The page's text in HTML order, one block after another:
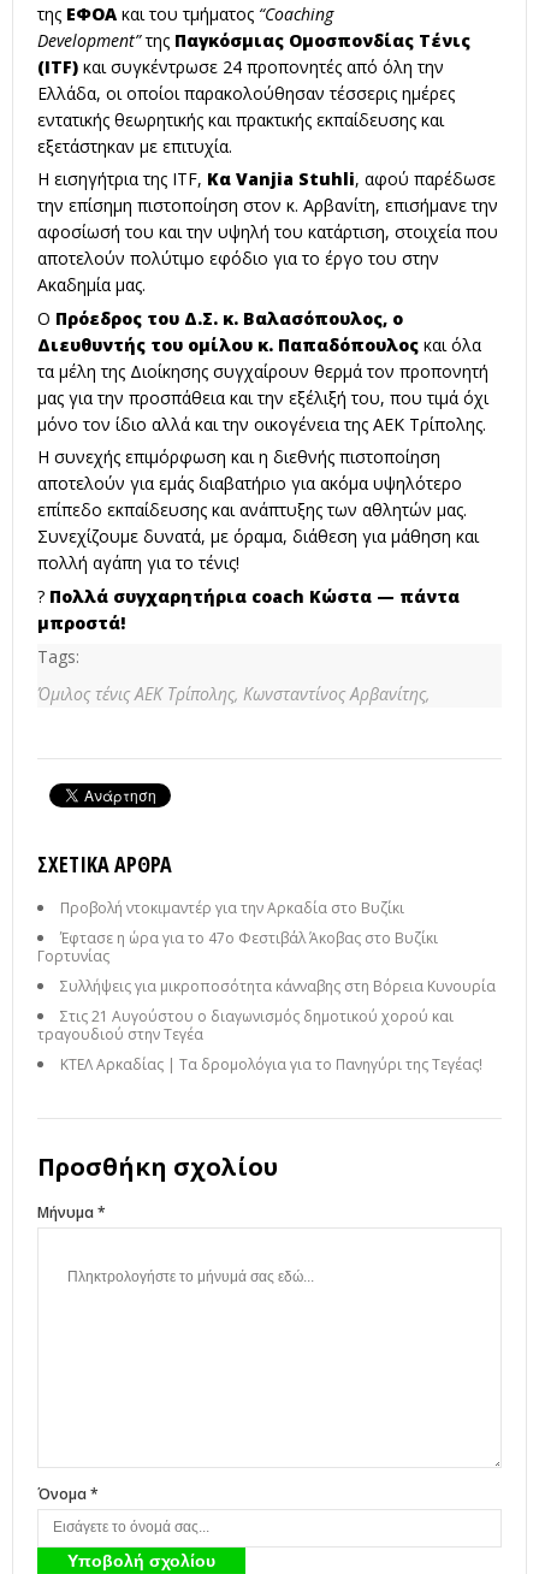
της ΕΦΟΑ και του τμήματος “Coaching
Development”της Παγκόσμιας Ομοσπονδίας Τένις
(ITF) και συγκέντρωσε 24 προπονητές από όλη την
Ελλάδα, οι οποίοι παρακολούθησαν τέσσερις ημέρες
εντατικής θεωρητικής και πρακτικής εκπαίδευσης και
εξετάστηκαν με επιτυχία.
Η εισηγήτρια της ITF, Κα Vanjia Stuhli, αφού παρέδωσε
την επίσημη πιστοποίηση στον κ. Αρβανίτη, επισήμανε την
αφοσίωσή του και την υψηλή του κατάρτιση, στοιχεία που
αποτελούν πολύτιμο εφόδιο για το έργο του στην
Ακαδημία μας.
Ο Πρόεδρος του Δ.Σ. κ. Βαλασόπουλος, ο
Διευθυντής του ομίλου κ. Παπαδόπουλος και όλα
τα μέλη της Διοίκησης συγχαίρουν θερμά τον προπονητή
μας για την προσπάθεια και την εξέλιξή του, που τιμά όχι
μόνο τον ίδιο αλλά και την οικογένεια της ΑΕΚ Τρίπολης.
Η συνεχής επιμόρφωση και η διεθνής πιστοποίηση
αποτελούν για εμάς διαβατήριο για ακόμα υψηλότερο
επίπεδο εκπαίδευσης και ανάπτυξης των αθλητών μας.
Συνεχίζουμε δυνατά, με όραμα, διάθεση για μάθηση και
πολλή αγάπη για το τένις!
? Πολλά συγχαρητήρια coach Κώστα — πάντα
μπροστά!
Tags:
Όμιλος τένις ΑΕΚ Τρίπολης, Κωνσταντίνος Αρβανίτης,
ΣΧΕΤΙΚΆ ΆΡΘΡΑ
Προβολή ντοκιμαντέρ για την Αρκαδία στο Βυζίκι
Έφτασε η ώρα για το 47ο Φεστιβάλ Άκοβας στο Βυζίκι
Γορτυνίας
Συλλήψεις για μικροποσότητα κάνναβης στη Βόρεια Κυνουρία
Στις 21 Αυγούστου ο διαγωνισμός δημοτικού χορού και
τραγουδιού στην Τεγέα
ΚΤΕΛ Αρκαδίας | Τα δρομολόγια για το Πανηγύρι της Τεγέας!
Προσθήκη σχολίου
Μήνυμα *
Όνομα *